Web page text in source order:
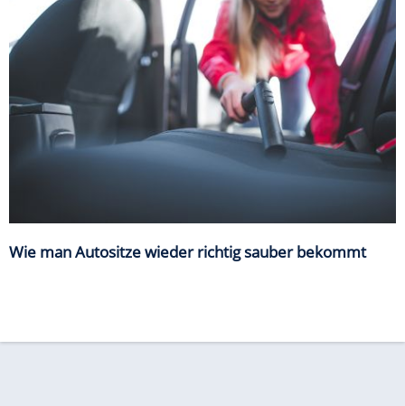
Wie man Autositze wieder richtig sauber bekommt